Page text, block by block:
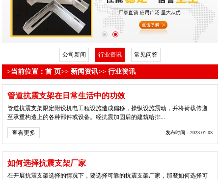
公司新闻 行业资讯 常见问答
>当前位置：首 页>> 新闻资讯>>行业资讯
管道抗震支架在日常生活中的功效
管道抗震支架限定附设机电工程设施造成偏移，操纵设施震动，并将荷载传递
至承重构造上的各种部件或设备。经抗震加固后的建筑给排...
查看更多 发布时间：2023-01-03
如何选择抗震支架厂家
在开展抗震支架选择的情况下，要选择可靠的抗震支架厂家，那麼如何选择可